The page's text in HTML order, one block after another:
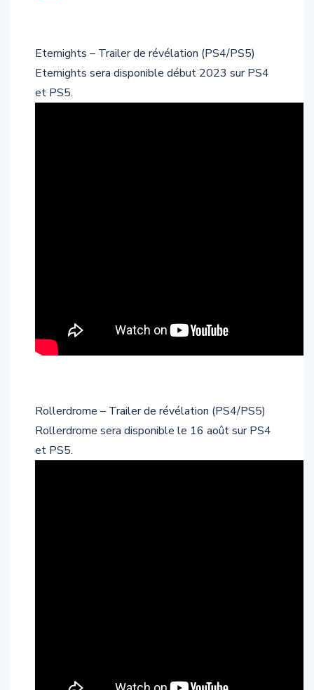
Eternights – Trailer de révélation (PS4/PS5)
Eternights sera disponible début 2023 sur PS4
et PS5.
Rollerdrome – Trailer de révélation (PS4/PS5)
Rollerdrome sera disponible le 16 août sur PS4
et PS5.